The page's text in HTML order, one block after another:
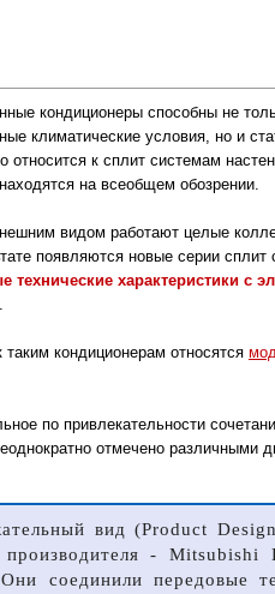
кондиционеры способны не
климатические условия, но и
относится к сплит системам
на всеобщем обозрении.
видом работают целые
появляются новые серии сплит
технические характеристики с
.
таким кондиционерам относятся
по привлекательности
отмечено различными
вид (Product
-
соединили передовые